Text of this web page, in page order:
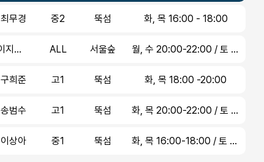
최무경 중2 뚝섬 화, 목 16:00 - 18:00
이지오/이지오 ALL 서울숲 월, 수 20:00-22:00 / 토 16:00-18:00
구희준 고1 뚝섬 화, 목 18:00 -20:00
송범수 고1 뚝섬 화, 목 20:00-22:00 / 토 11:00-13:00
이상아 중1 뚝섬 화, 목 16:00-18:00 / 토 11:00-13:00